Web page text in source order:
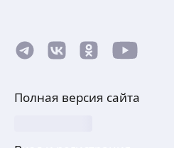
Полная версия сайта